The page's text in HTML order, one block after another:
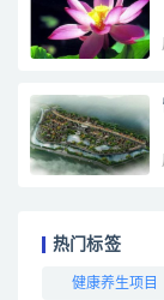
热门标签
健康养生项目